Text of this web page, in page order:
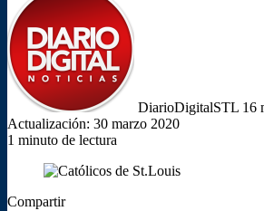
DiarioDigitalSTL 16
Actualización: 30 marzo 2020
1 minuto de lectura
Compartir